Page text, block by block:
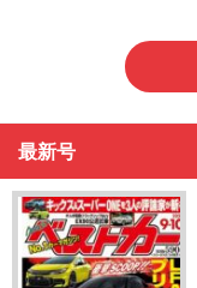
最新号